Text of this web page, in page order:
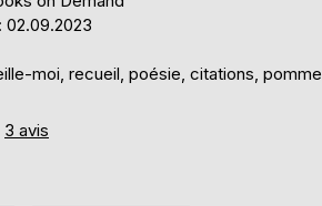
02.09.2023
moi, recueil, poésie, citations, pomme
3 avis